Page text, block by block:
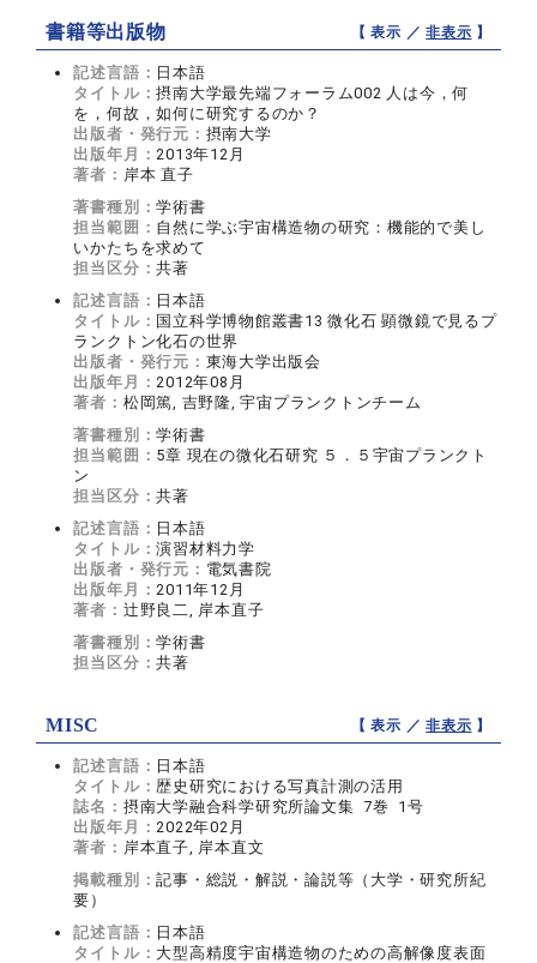
書籍等出版物 【 表示 ／非表示 】
記述言語： 日本語
タイトル：摂南大学最先端フォーラム002 人は今，何
を，何故，如何に研究するのか？
出版者・発行元： 摂南大学
出版年月：2013年12月
著者： 岸本 直子
著書種別：学術書
担当範囲： 自然に学ぶ宇宙構造物の研究：機能的で美し
いかたちを求めて
担当区分：共著
記述言語： 日本語
タイトル： 国立科学博物館叢書13 微化石 顕微鏡で見るプ
ランクトン化石の世界
出版者・発行元： 東海大学出版会
出版年月：2012年08月
著者： 松岡篤, 吉野隆, 宇宙プランクトンチーム
著書種別：学術書
担当範囲： 5章 現在の微化石研究 ５．５宇宙プランクト
ン
担当区分：共著
記述言語： 日本語
タイトル：演習材料力学
出版者・発行元： 電気書院
出版年月：2011年12月
著者： 辻野良二, 岸本直子
著書種別：学術書
担当区分：共著
MISC 【 表示 ／非表示 】
記述言語： 日本語
タイトル：歴史研究における写真計測の活用
誌名： 摂南大学融合科学研究所論文集 7巻 1号
出版年月：2022年02月
著者： 岸本直子, 岸本直文
掲載種別：記事・総説・解説・論説等（大学・研究所紀
要）
記述言語： 日本語
タイトル： 大型高精度宇宙構造物のための高解像度表面